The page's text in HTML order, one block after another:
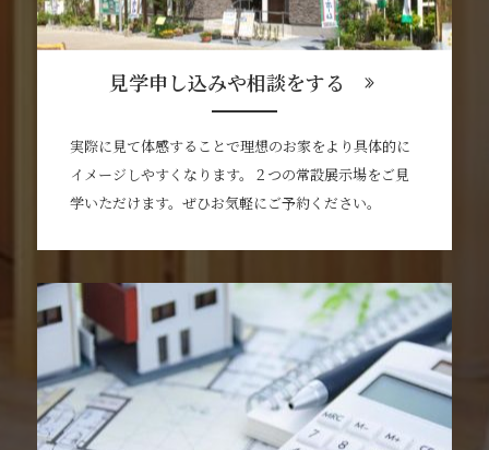
見学申し込みや相談をする
実際に見て体感することで理想のお家をより具体的に
イメージしやすくなります。２つの常設展示場をご見
学いただけます。ぜひお気軽にご予約ください。